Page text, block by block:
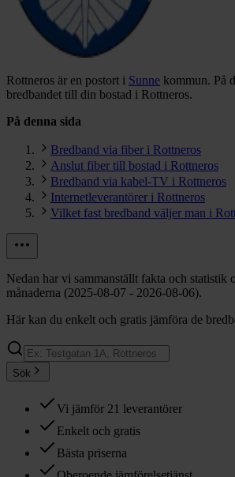
Rottneros är en postort i Sunne kommun. På
bredbandet till din bostad i Rottneros.
På denna sida
Bredband via fiber i Rottneros
Anslut fiber till bostad i Rottneros
Bredband via kabel-TV i Rottneros
Internetleverantörer i Rottneros
Vilket fast bredband väljer man i
Nedan har vi sammanställt fakta och statistik
månaderna (2025-08-07 - 2026-08-06).
Här kan du enkelt och gratis jämföra de
Sök
Vi jämför 21 leverantörer
Enkelt och gratis
Bästa priserna